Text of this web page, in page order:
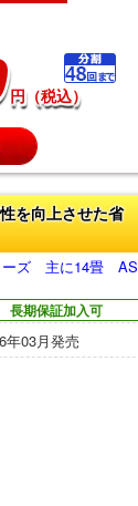
円（税込）
を向上させた省
ズ 主に14畳 AS
長期保証加入可
年03月発売